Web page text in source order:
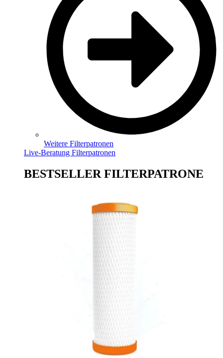
Weitere Filterpatronen
Live-Beratung Filterpatronen
BESTSELLER FILTERPATRONE